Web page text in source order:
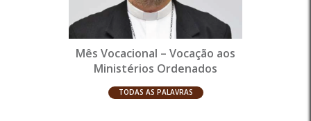
Mês Vocacional – Vocação aos
Ministérios Ordenados
TODAS AS PALAVRAS